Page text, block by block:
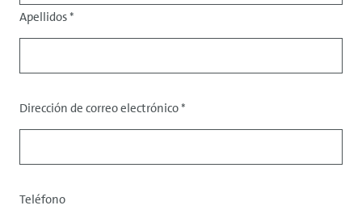
Apellidos*
Datos
de
Dirección de correo electrónico*
Teléfono